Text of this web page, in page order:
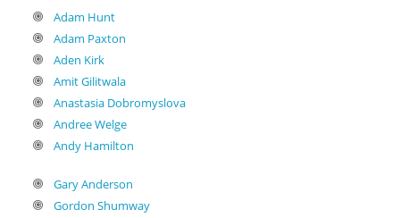
Adam Hunt
Adam Paxton
Aden Kirk
Amit Gilitwala
Anastasia Dobromyslova
Andree Welge
Andy Hamilton
Gary Anderson
Gordon Shumway